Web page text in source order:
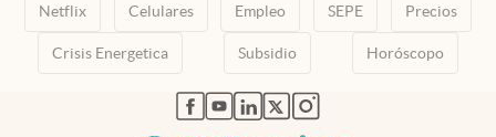
Netflix Celulares Empleo SEPE Precios
Crisis Energetica Subsidio Horóscopo
abre en nueva pestaña
abre en nueva pestaña
abre en nueva pestaña
abre en nueva pestaña
abre en nueva pestaña